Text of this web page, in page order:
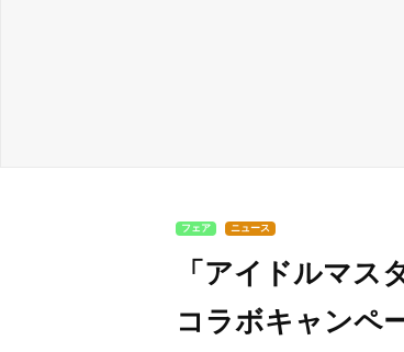
フェア ニュース
「アイドルマス
コラボキャンペ